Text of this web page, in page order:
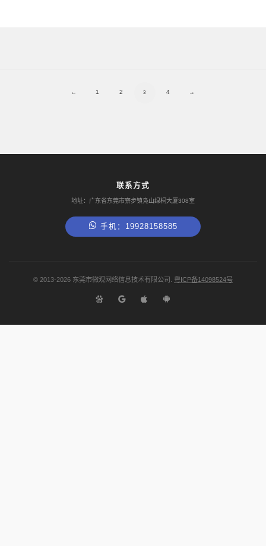
← 1 2 3 4 →
联系方式
地址：广东省东莞市寮步镇凫山绿桐大厦308室
手机：19928158585
© 2013-2026 东莞市微观网络信息技术有限公司. 粤ICP备14098524号